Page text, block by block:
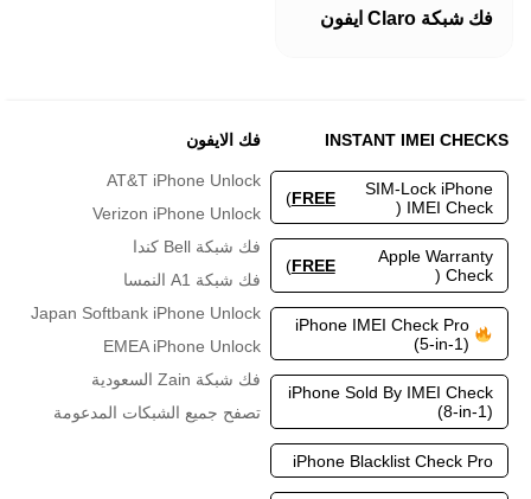
فك شبكة Claro ايفون
العديد
يمكن
اختيار
الخيارات
على
صفحة
المنتج
INSTANT IMEI CHECKS
SIM-Lock iPhone
IMEI Check (
FREE
)
Apple Warranty
Check (
FREE
)
iPhone IMEI Check Pro
(5-in-1)
iPhone Sold By IMEI Check
(8-in-1)
iPhone Blacklist Check Pro
فك الايفون
AT&T iPhone Unlock
Verizon iPhone Unlock
فك شبكة Bell كندا
فك شبكة A1 النمسا
Japan Softbank iPhone Unlock
EMEA iPhone Unlock
فك شبكة Zain السعودية
تصفح جميع الشبكات المدعومة